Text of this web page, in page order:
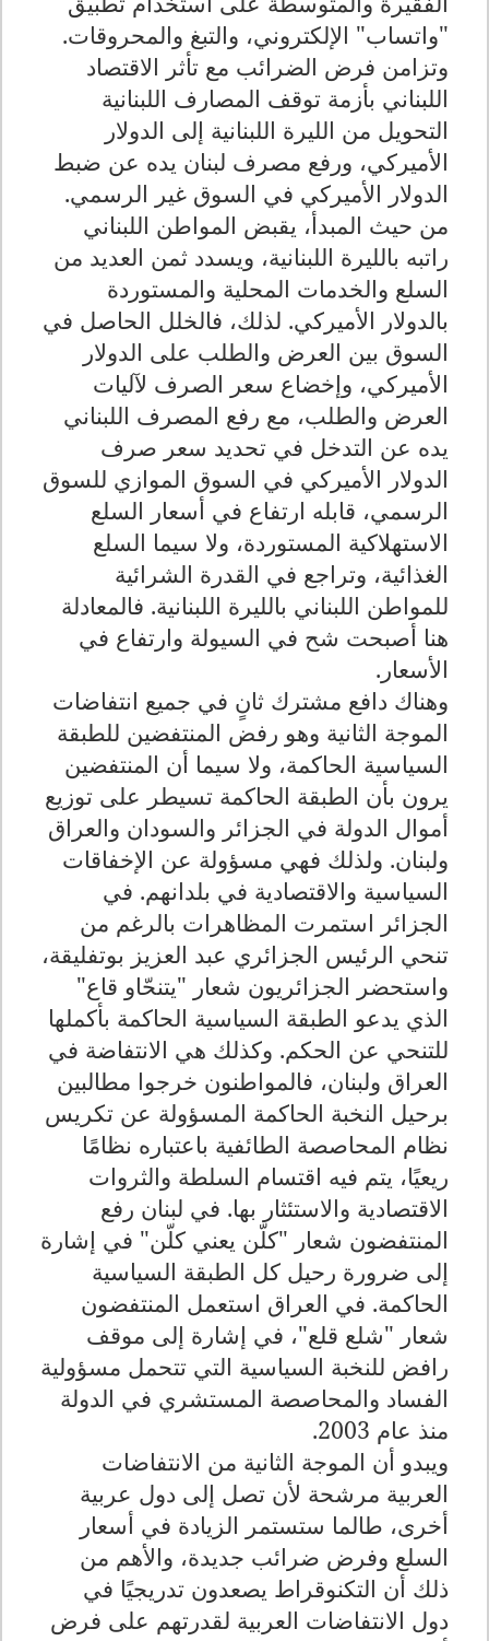
"واتساب" الإلكتروني، والتبغ والمحروقات.
وتزامن فرض الضرائب مع تأثر الاقتصاد
اللبناني بأزمة توقف المصارف اللبنانية
التحويل من الليرة اللبنانية إلى الدولار
الأميركي، ورفع مصرف لبنان يده عن ضبط
الدولار الأميركي في السوق غير الرسمي.
من حيث المبدأ، يقبض المواطن اللبناني
راتبه بالليرة اللبنانية، ويسدد ثمن العديد من
السلع والخدمات المحلية والمستوردة
بالدولار الأميركي. لذلك، فالخلل الحاصل في
السوق بين العرض والطلب على الدولار
الأميركي، وإخضاع سعر الصرف لآليات
العرض والطلب، مع رفع المصرف اللبناني
يده عن التدخل في تحديد سعر صرف
الدولار الأميركي في السوق الموازي للسوق
الرسمي، قابله ارتفاع في أسعار السلع
الاستهلاكية المستوردة، ولا سيما السلع
الغذائية، وتراجع في القدرة الشرائية
للمواطن اللبناني بالليرة اللبنانية. فالمعادلة
هنا أصبحت شح في السيولة وارتفاع في
الأسعار.
وهناك دافع مشترك ثانٍ في جميع انتفاضات
الموجة الثانية وهو رفض المنتفضين للطبقة
السياسية الحاكمة، ولا سيما أن المنتفضين
يرون بأن الطبقة الحاكمة تسيطر على توزيع
أموال الدولة في الجزائر والسودان والعراق
ولبنان. ولذلك فهي مسؤولة عن الإخفاقات
السياسية والاقتصادية في بلدانهم. في
الجزائر استمرت المظاهرات بالرغم من
تنحي الرئيس الجزائري عبد العزيز بوتفليقة،
واستحضر الجزائريون شعار "يتنحّاو قاع"
الذي يدعو الطبقة السياسية الحاكمة بأكملها
للتنحي عن الحكم. وكذلك هي الانتفاضة في
العراق ولبنان، فالمواطنون خرجوا مطالبين
برحيل النخبة الحاكمة المسؤولة عن تكريس
نظام المحاصصة الطائفية باعتباره نظامًا
ريعيًا، يتم فيه اقتسام السلطة والثروات
الاقتصادية والاستئثار بها. في لبنان رفع
المنتفضون شعار "كلّن يعني كلّن" في إشارة
إلى ضرورة رحيل كل الطبقة السياسية
الحاكمة. في العراق استعمل المنتفضون
شعار "شلع قلع"، في إشارة إلى موقف
رافض للنخبة السياسية التي تتحمل مسؤولية
الفساد والمحاصصة المستشري في الدولة
منذ عام 2003.
ويبدو أن الموجة الثانية من الانتفاضات
العربية مرشحة لأن تصل إلى دول عربية
أخرى، طالما ستستمر الزيادة في أسعار
السلع وفرض ضرائب جديدة، والأهم من
ذلك أن التكنوقراط يصعدون تدريجيًا في
دول الانتفاضات العربية لقدرتهم على فرض